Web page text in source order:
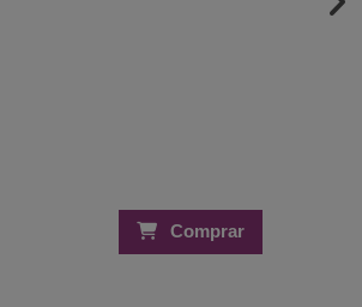
Comprar